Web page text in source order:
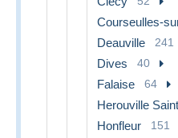
Courseulles-
Deauville 241
Dives 40
Falaise 64
Herouville
Honfleur 151